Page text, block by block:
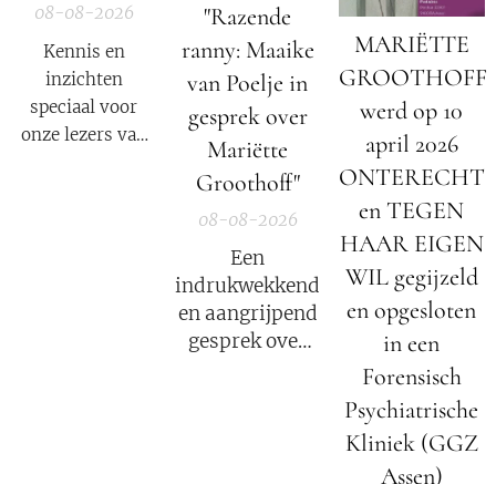
08-08-2026
Kennis en
inzichten
speciaal voor
onze lezers van
"Razende
ranny: Maaike
van Poelje in
gesprek over
Mariëtte
Groothoff"
08-08-2026
Een
indrukwekkend
en aangrijpend
gesprek over
MARIËTTE
GROOTHOFF
werd op 10
april 2026
ONTERECHT
en TEGEN
HAAR EIGEN
WIL gegijzeld
en opgesloten
in een
Forensisch
Psychiatrische
Kliniek (GGZ
Assen)